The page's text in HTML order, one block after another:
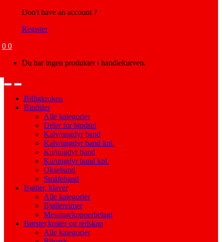
Don't have an account ?
Register
0 0
Du har ingen produkter i handlekurven.
OpenClose
Billigkroken
Bindsler
Alle kategorier
Deler for bindsel
Kalv/ungdyr band
Kalv/ungdyr band kpl.
Ku/ungdyr band
Ku/ungdyr band kpl.
Okseband
Småfeband
Bjøller, klaver
Alle kategorier
Bjøllereimer
Messing/kopperbelagt
Børster,koster og redskap
Alle kategorier